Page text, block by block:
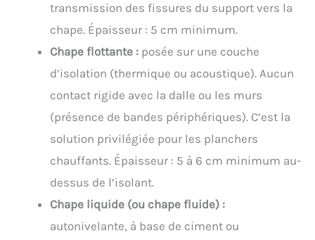
transmission des fissures du support vers la
chape. Épaisseur : 5 cm minimum.
Chape flottante : posée sur une couche
d’isolation (thermique ou acoustique). Aucun
contact rigide avec la dalle ou les murs
(présence de bandes périphériques). C’est la
solution privilégiée pour les planchers
chauffants. Épaisseur : 5 à 6 cm minimum au-
dessus de l’isolant.
Chape liquide (ou chape fluide) :
autonivelante, à base de ciment ou